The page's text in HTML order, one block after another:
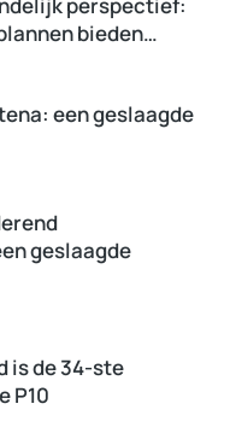
bieden…
een geslaagde
geslaagde
is de 34-ste
P10